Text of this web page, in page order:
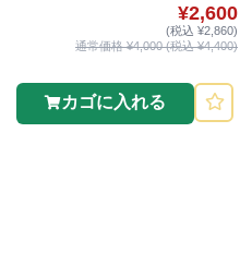
¥2,600
(税込 ¥2,860)
通常価格 ¥4,000 (税込 ¥4,400)
カゴに入れる